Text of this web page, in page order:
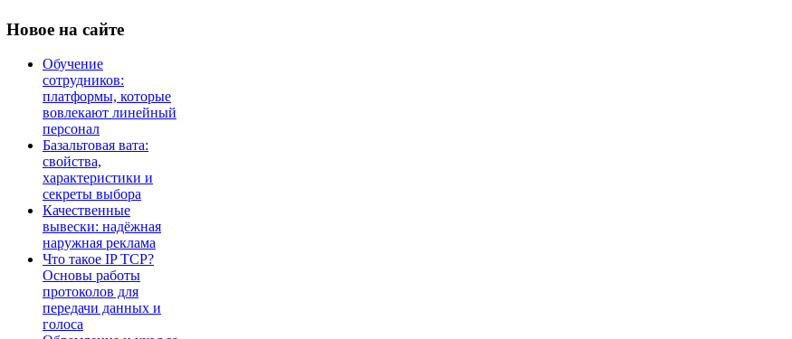
Новое на сайте
Обучение
сотрудников:
платформы, которые
вовлекают линейный
персонал
Базальтовая вата:
свойства,
характеристики и
секреты выбора
Качественные
вывески: надёжная
наружная реклама
Что такое IP TCP?
Основы работы
протоколов для
передачи данных и
голоса